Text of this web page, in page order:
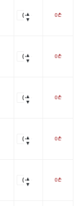
0b
0b
0b
0b
0b